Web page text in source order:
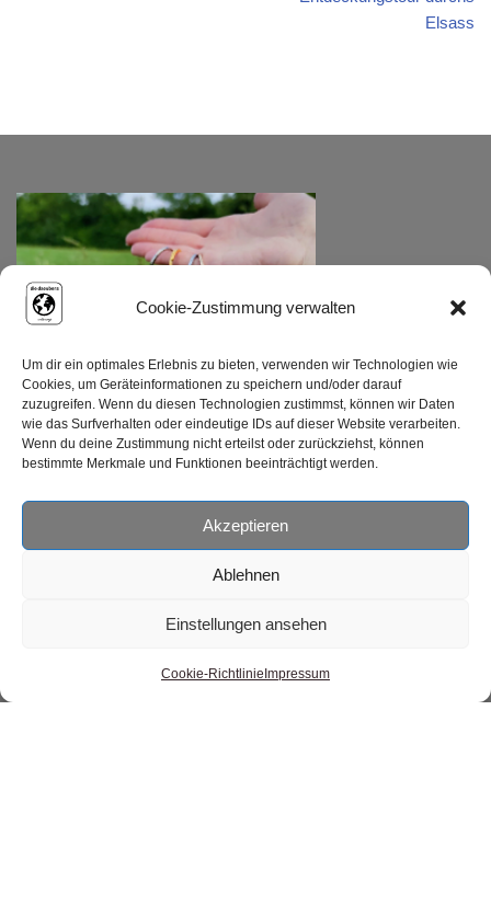
Cookie-Zustimmung verwalten
Um dir ein optimales Erlebnis zu bieten, verwenden wir Technologien wie
Cookies, um Geräteinformationen zu speichern und/oder darauf
zuzugreifen. Wenn du diesen Technologien zustimmst, können wir Daten
wie das Surfverhalten oder eindeutige IDs auf dieser Website verarbeiten.
Wenn du deine Zustimmung nicht erteilst oder zurückziehst, können
bestimmte Merkmale und Funktionen beeinträchtigt werden.
Akzeptieren
Ablehnen
Einstellungen ansehen
Cookie-Richtlinie Impressum
Elsass
Schau doch mal bei unserem
Etsy-Shop vorbei
Etsy-Shopverkaufen wir tolle selbstgemachte